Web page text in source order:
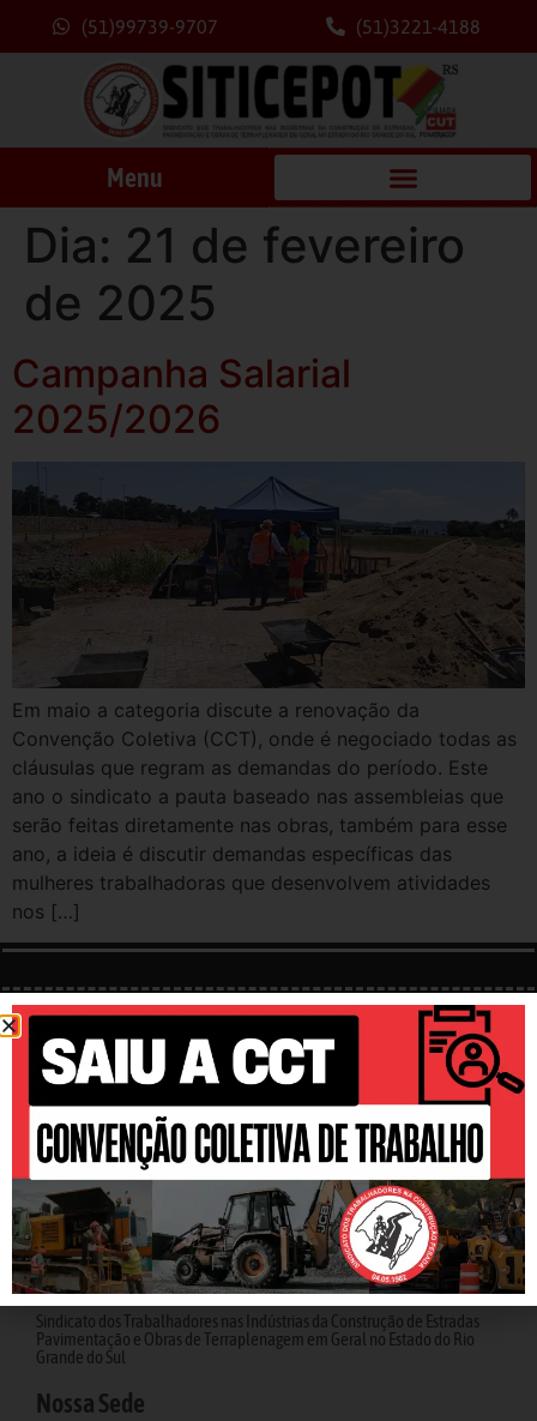
(51)99739-9707 (51)3221-4188
Menu
Dia: 21 de fevereiro
de 2025
Campanha Salarial
2025/2026
Em maio a categoria discute a renovação da
Convenção Coletiva (CCT), onde é negociado todas as
cláusulas que regram as demandas do período. Este
ano o sindicato a pauta baseado nas assembleias que
serão feitas diretamente nas obras, também para esse
ano, a ideia é discutir demandas específicas das
mulheres trabalhadoras que desenvolvem atividades
nos […]
Sindicato dos Trabalhadores nas Indústrias da Construção de Estradas
Pavimentação e Obras de Terraplenagem em Geral no Estado do Rio
Grande do Sul
Nossa Sede